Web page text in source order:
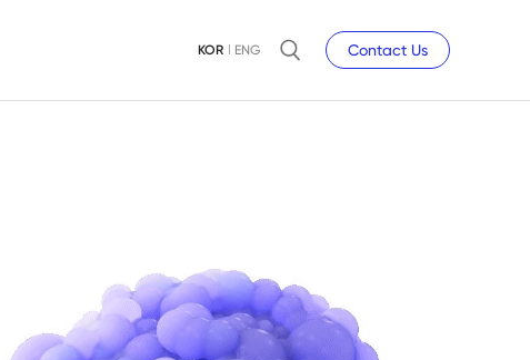
KOR ENG Contact Us